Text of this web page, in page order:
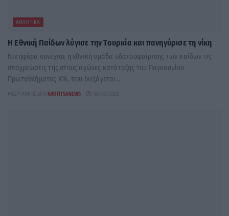
ΑΘΛΗΤΙΚΆ
Η Εθνική Παίδων λύγισε την Τουρκία και πανηγύρισε τη νίκη
Νικηφόρα συνέχισε η εθνική ομάδα υδατοσφαίρισης των παίδων τις
υποχρεώσεις της στους αγώνες κατάταξης του Παγκοσμίου
Πρωταθλήματος Κ16, που διεξάγεται...
ΑΝΑΡΤΉΘΗΚΕ ΑΠΌ KARFITSANEWS